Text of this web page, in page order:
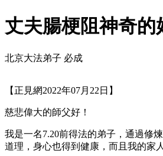
丈夫腸梗阻神奇的
北京大法弟子 必成
【正見網2022年07月22日】
慈悲偉大的師父好！
我是一名7.20前得法的弟子，通過修
道理，身心也得到健康，而且我的家